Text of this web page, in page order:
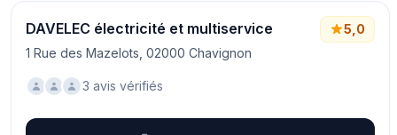
DAVELEC électricité et multiservice
1 Rue des Mazelots, 02000 Chavignon
5,0
3 avis vérifiés